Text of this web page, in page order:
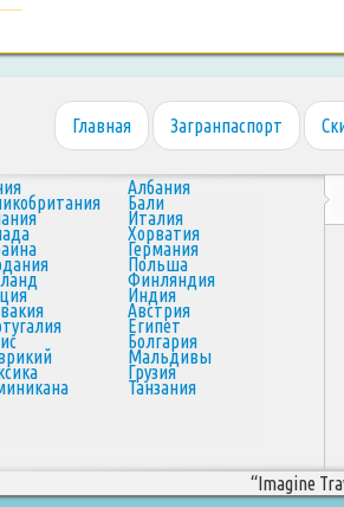
Главная Загранпаспорт
Албания
Бали
Италия
Хорватия
Германия
Польша
Финляндия
Индия
Австрия
Египет
Болгария
Мальдивы
Грузия
Танзания
“Imagine